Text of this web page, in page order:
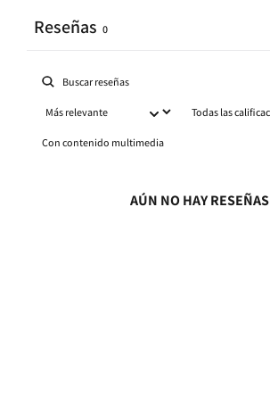
Reseñas 0
Con contenido multimedia
AÚN NO HAY RESEÑAS